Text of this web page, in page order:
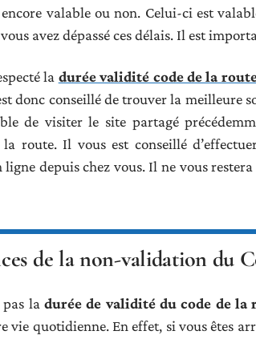
valable ou non. Celui-ci est
avez dépassé ces délais. Il est
la durée validité code de la
donc conseillé de trouver la meilleure
de visiter le site partagé
la route. Il vous est conseillé
depuis chez vous. Il ne vous
de la non-validation du
pas la durée de validité du code de la
vie quotidienne. En effet, si vous êtes